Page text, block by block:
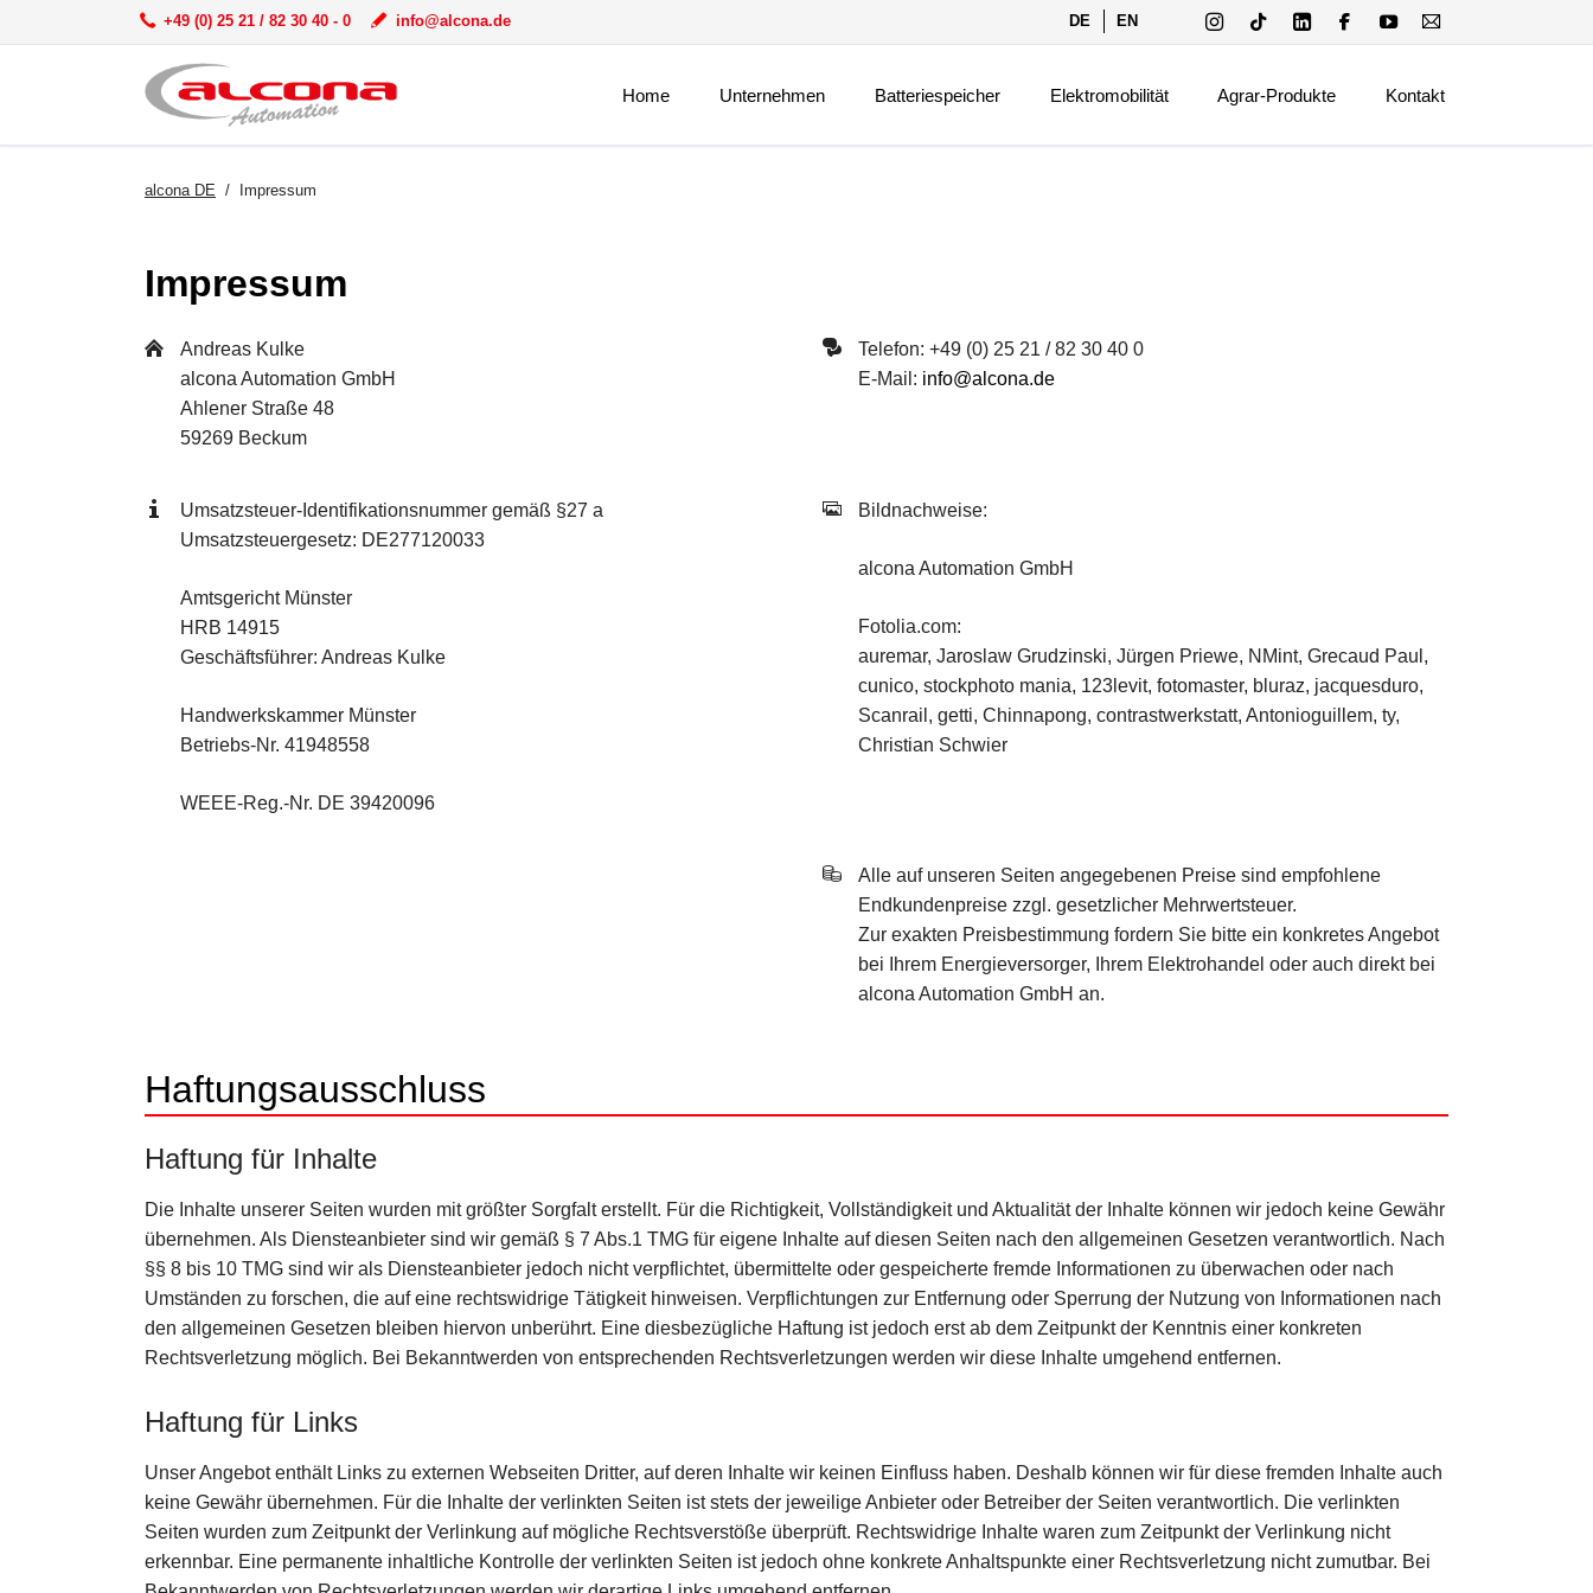
+49 (0) 25 21 / 82 30 40 - 0 info@alcona.de
Navigation
überspringen
DE EN
Home Unternehmen Batteriespeicher Elektromobilität Agrar-Produkte Kontakt
alcona DE Impressum
Impressum
Andreas Kulke
alcona Automation GmbH
Ahlener Straße 48
59269 Beckum
Telefon: +49 (0) 25 21 / 82 30 40 0
E-Mail: info@alcona.de
Umsatzsteuer-Identifikationsnummer gemäß §27 a
Umsatzsteuergesetz: DE277120033
Amtsgericht Münster
HRB 14915
Geschäftsführer: Andreas Kulke
Handwerkskammer Münster
Betriebs-Nr. 41948558
WEEE-Reg.-Nr. DE 39420096
Bildnachweise:
alcona Automation GmbH
Fotolia.com:
auremar, Jaroslaw Grudzinski, Jürgen Priewe, NMint, Grecaud Paul,
cunico, stockphoto mania, 123levit, fotomaster, bluraz, jacquesduro,
Scanrail, getti, Chinnapong, contrastwerkstatt, Antonioguillem, ty,
Christian Schwier
Alle auf unseren Seiten angegebenen Preise sind empfohlene
Endkundenpreise zzgl. gesetzlicher Mehrwertsteuer.
Zur exakten Preisbestimmung fordern Sie bitte ein konkretes Angebot
bei Ihrem Energieversorger, Ihrem Elektrohandel oder auch direkt bei
alcona Automation GmbH an.
Haftungsausschluss
Haftung für Inhalte
Die Inhalte unserer Seiten wurden mit größter Sorgfalt erstellt. Für die Richtigkeit, Vollständigkeit und Aktualität der Inhalte können wir jedoch keine Gewähr
übernehmen. Als Diensteanbieter sind wir gemäß § 7 Abs.1 TMG für eigene Inhalte auf diesen Seiten nach den allgemeinen Gesetzen verantwortlich. Nach
§§ 8 bis 10 TMG sind wir als Diensteanbieter jedoch nicht verpflichtet, übermittelte oder gespeicherte fremde Informationen zu überwachen oder nach
Umständen zu forschen, die auf eine rechtswidrige Tätigkeit hinweisen. Verpflichtungen zur Entfernung oder Sperrung der Nutzung von Informationen nach
den allgemeinen Gesetzen bleiben hiervon unberührt. Eine diesbezügliche Haftung ist jedoch erst ab dem Zeitpunkt der Kenntnis einer konkreten
Rechtsverletzung möglich. Bei Bekanntwerden von entsprechenden Rechtsverletzungen werden wir diese Inhalte umgehend entfernen.
Haftung für Links
Unser Angebot enthält Links zu externen Webseiten Dritter, auf deren Inhalte wir keinen Einfluss haben. Deshalb können wir für diese fremden Inhalte auch
keine Gewähr übernehmen. Für die Inhalte der verlinkten Seiten ist stets der jeweilige Anbieter oder Betreiber der Seiten verantwortlich. Die verlinkten
Seiten wurden zum Zeitpunkt der Verlinkung auf mögliche Rechtsverstöße überprüft. Rechtswidrige Inhalte waren zum Zeitpunkt der Verlinkung nicht
erkennbar. Eine permanente inhaltliche Kontrolle der verlinkten Seiten ist jedoch ohne konkrete Anhaltspunkte einer Rechtsverletzung nicht zumutbar. Bei